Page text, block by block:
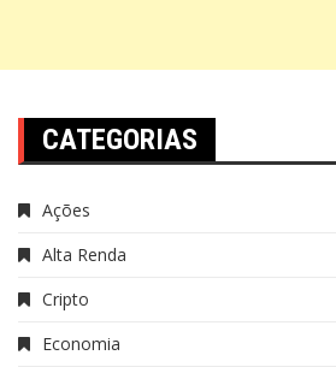
CATEGORIAS
Ações
Alta Renda
Cripto
Economia